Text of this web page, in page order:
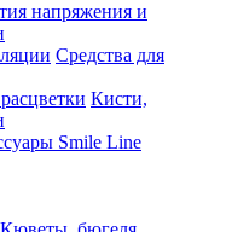
напряжения и
Средства для
Кисти,
Smile Line